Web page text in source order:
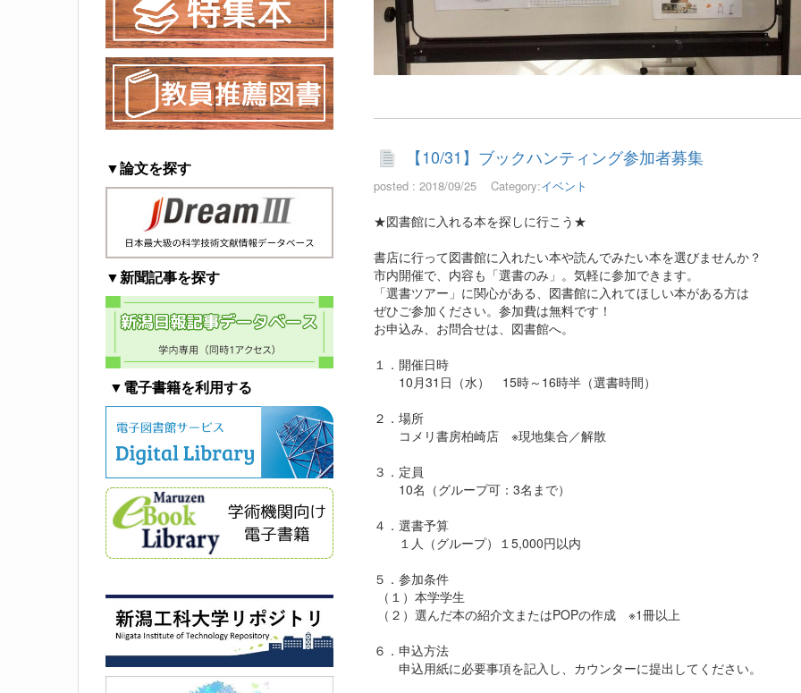
【10/31】ブックハンティング参加者募集
posted : 2018/09/25 Category:イベント
★図書館に入れる本を探しに行こう★
書店に行って図書館に入れたい本や読んでみたい本を選びませんか？
市内開催で、内容も「選書のみ」。気軽に参加できます。
「選書ツアー」に関心がある、図書館に入れてほしい本がある方は
ぜひご参加ください。参加費は無料です！
お申込み、お問合せは、図書館へ。
１．開催日時
10月31日（水） 15時～16時半（選書時間）
２．場所
コメリ書房柏崎店 ※現地集合／解散
３．定員
10名（グループ可：3名まで）
４．選書予算
１人（グループ）１5,000円以内
５．参加条件
（１）本学学生
（２）選んだ本の紹介文またはPOPの作成 ※1冊以上
６．申込方法
申込用紙に必要事項を記入し、カウンターに提出してください。
▼論文を探す
▼新聞記事を探す
▼電子書籍を利用する